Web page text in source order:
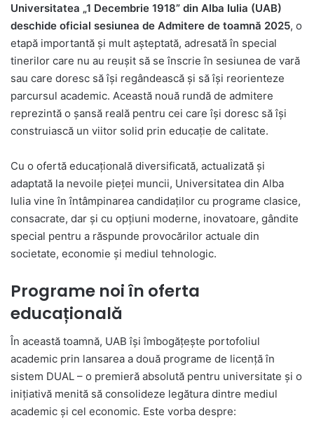
Universitatea „1 Decembrie 1918” din Alba Iulia (UAB)
deschide oficial sesiunea de Admitere de toamnă 2025, o
etapă importantă și mult așteptată, adresată în special
tinerilor care nu au reușit să se înscrie în sesiunea de vară
sau care doresc să își regândească și să își reorienteze
parcursul academic. Această nouă rundă de admitere
reprezintă o șansă reală pentru cei care își doresc să își
construiască un viitor solid prin educație de calitate.
Cu o ofertă educațională diversificată, actualizată și
adaptată la nevoile pieței muncii, Universitatea din Alba
Iulia vine în întâmpinarea candidaților cu programe clasice,
consacrate, dar și cu opțiuni moderne, inovatoare, gândite
special pentru a răspunde provocărilor actuale din
societate, economie și mediul tehnologic.
Programe noi în oferta
educațională
În această toamnă, UAB își îmbogățește portofoliul
academic prin lansarea a două programe de licență în
sistem DUAL – o premieră absolută pentru universitate și o
inițiativă menită să consolideze legătura dintre mediul
academic și cel economic. Este vorba despre: